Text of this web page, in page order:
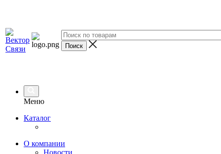
Меню
Каталог
О компании
Новости